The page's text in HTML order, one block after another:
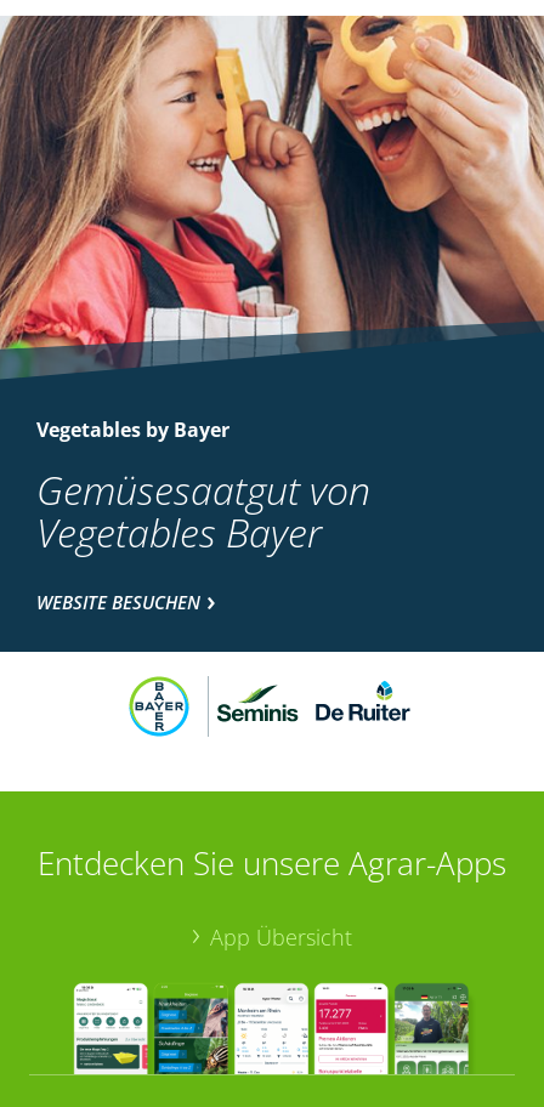
Vegetables by Bayer
Gemüsesaatgut von
Vegetables Bayer
WEBSITE BESUCHEN
Entdecken Sie unsere Agrar-Apps
App Übersicht